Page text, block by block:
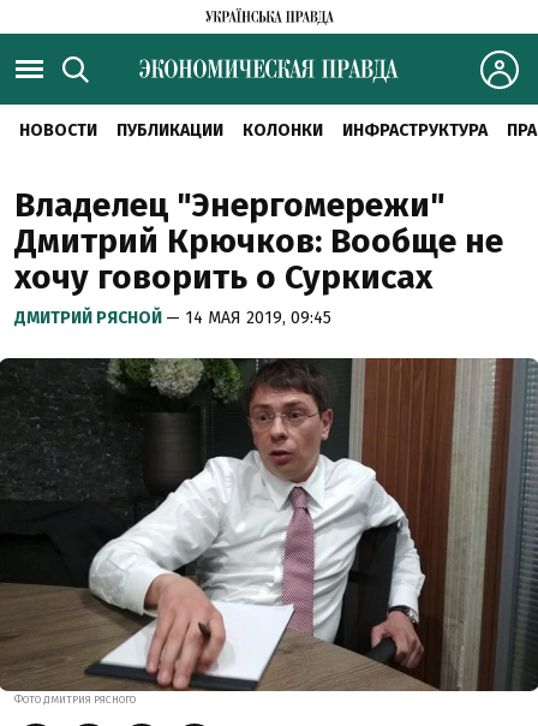
НОВОСТИ ПУБЛИКАЦИИ КОЛОНКИ ИНФРАСТРУКТУРА
Владелец "Энергомережи"
Дмитрий Крючков: Вообще не
хочу говорить о Суркисах
ДМИТРИЙ РЯСНОЙ — 14 МАЯ 2019, 09:45
ФОТО ДМИТРИЯ РЯСНОГО